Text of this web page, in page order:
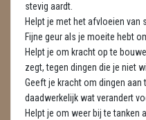
RUWE STENEN
SCHEDELS / SKULLS
SELENIET
SPECIALE STUKKEN
stevig aardt.
Helpt je met het afvloeien van
Fijne geur als je moeite hebt
Helpt je om kracht op te
zegt, tegen dingen die je niet
Geeft je kracht om dingen aan
daadwerkelijk wat verandert
Helpt je om weer bij te tanken